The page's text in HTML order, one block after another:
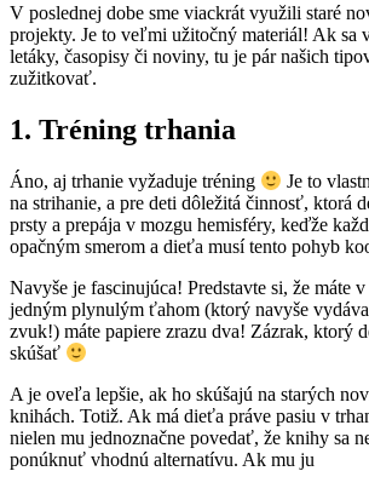
V poslednej dobe sme viackrát využili staré
projekty. Je to veľmi užitočný materiál! Ak sa
letáky, časopisy či noviny, tu je pár našich
zužitkovať.
1. Tréning trhania
Áno, aj trhanie vyžaduje tréning
Je to
na strihanie, a pre deti dôležitá činnosť, ktorá
prsty a prepája v mozgu hemisféry, keďže
opačným smerom a dieťa musí tento pohyb
Navyše je fascinujúca! Predstavte si, že máte
jedným plynulým ťahom (ktorý navyše
zvuk!) máte papiere zrazu dva! Zázrak, ktorý
skúšať
A je oveľa lepšie, ak ho skúšajú na starých
knihách. Totiž. Ak má dieťa práve pasiu v
nielen mu jednoznačne povedať, že knihy sa
ponúknuť vhodnú alternatívu. Ak mu ju